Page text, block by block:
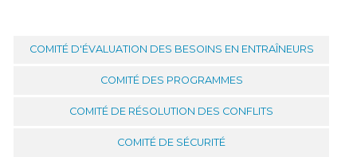
COMITÉ D'ÉVALUATION DES BESOINS EN ENTRAÎNEURS
COMITÉ DES PROGRAMMES
COMITÉ DE RÉSOLUTION DES CONFLITS
COMITÉ DE SÉCURITÉ